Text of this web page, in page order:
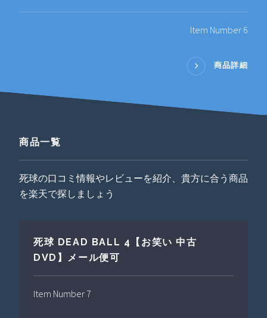
Item Number 6
商品詳細
商品一覧
死球の口コミ情報やレビューを紹介、貴方に合う商品
を楽天で探しましょう
死球 DEAD BALL 4【お笑い 中古
DVD】メール便可
Item Number 7